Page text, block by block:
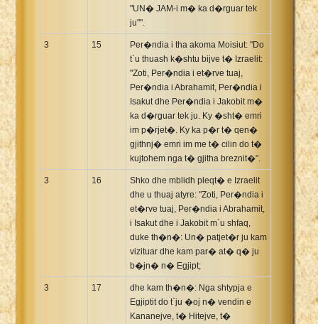
"UN� JAM-i m� ka d�rguar tek
ju"".
3 15
Per�ndia i tha akoma Moisiut: "Do
t`u thuash k�shtu bijve t� Izraelit:
"Zoti, Per�ndia i et�rve tuaj,
Per�ndia i Abrahamit, Per�ndia i
Isakut dhe Per�ndia i Jakobit m�
ka d�rguar tek ju. Ky �sht� emri
im p�rjet�. Ky ka p�r t� qen�
gjithnj� emri im me t� cilin do t�
kujtohem nga t� gjitha breznit�".
3 16
Shko dhe mblidh pleqt� e Izraelit
dhe u thuaj atyre: "Zoti, Per�ndia i
et�rve tuaj, Per�ndia i Abrahamit,
i Isakut dhe i Jakobit m`u shfaq,
duke th�n�: Un� patjet�r ju kam
vizituar dhe kam par� at� q� ju
b�jn� n� Egjipt;
3 17
dhe kam th�n�: Nga shtypja e
Egjiptit do t`ju �oj n� vendin e
Kananejve, t� Hitejve, t�